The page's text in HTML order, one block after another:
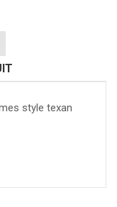
style texan